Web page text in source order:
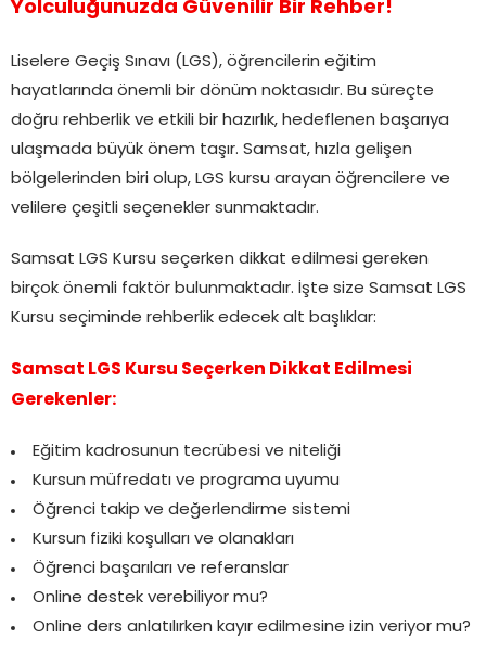
Yolculuğunuzda Güvenilir Bir Rehber!
Liselere Geçiş Sınavı (LGS), öğrencilerin eğitim
hayatlarında önemli bir dönüm noktasıdır. Bu süreçte
doğru rehberlik ve etkili bir hazırlık, hedeflenen başarıya
ulaşmada büyük önem taşır. Samsat, hızla gelişen
bölgelerinden biri olup, LGS kursu arayan öğrencilere ve
velilere çeşitli seçenekler sunmaktadır.
Samsat LGS Kursu seçerken dikkat edilmesi gereken
birçok önemli faktör bulunmaktadır. İşte size Samsat LGS
Kursu seçiminde rehberlik edecek alt başlıklar:
Samsat LGS Kursu Seçerken Dikkat Edilmesi
Gerekenler:
Eğitim kadrosunun tecrübesi ve niteliği
Kursun müfredatı ve programa uyumu
Öğrenci takip ve değerlendirme sistemi
Kursun fiziki koşulları ve olanakları
Öğrenci başarıları ve referanslar
Online destek verebiliyor mu?
Online ders anlatılırken kayır edilmesine izin veriyor mu?